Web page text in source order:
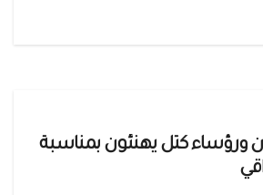
ورؤساء كتل يهنئون بمناسبة